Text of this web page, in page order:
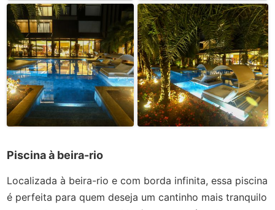
Piscina à beira-rio
Localizada à beira-rio e com borda infinita, essa piscina
é perfeita para quem deseja um cantinho mais tranquilo